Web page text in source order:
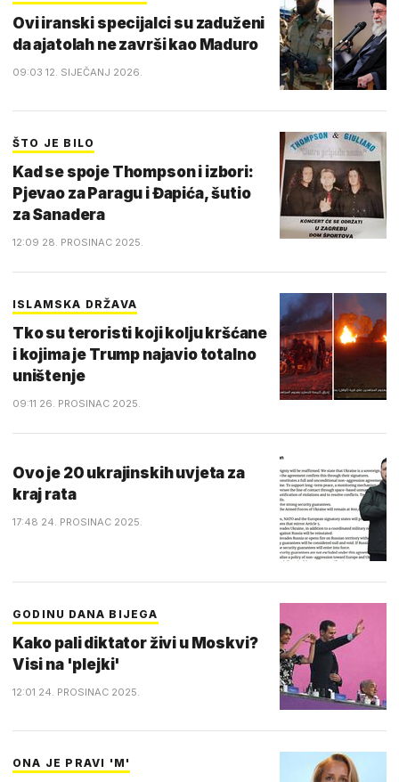
Ovi iranski specijalci su zaduženi
da ajatolah ne završi kao Maduro
09:03 12. SIJEČANJ 2026.
ŠTO JE BILO
Kad se spoje Thompson i izbori:
Pjevao za Paragu i Đapića, šutio
za Sanadera
12:09 28. PROSINAC 2025.
ISLAMSKA DRŽAVA
Tko su teroristi koji kolju kršćane
i kojima je Trump najavio totalno
uništenje
09:11 26. PROSINAC 2025.
Ovo je 20 ukrajinskih uvjeta za
kraj rata
17:48 24. PROSINAC 2025.
GODINU DANA BIJEGA
Kako pali diktator živi u Moskvi?
Visi na 'plejki'
12:01 24. PROSINAC 2025.
ONA JE PRAVI 'M'